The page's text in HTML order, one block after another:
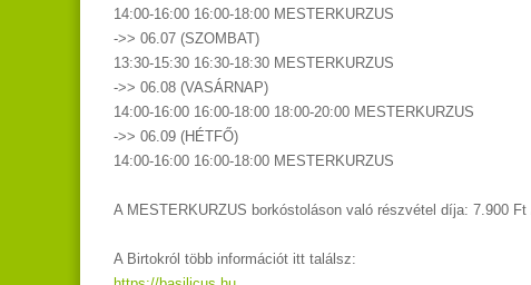
14:00-16:00 16:00-18:00 MESTERKURZUS
->> 06.07 (SZOMBAT)
13:30-15:30 16:30-18:30 MESTERKURZUS
->> 06.08 (VASÁRNAP)
14:00-16:00 16:00-18:00 18:00-20:00 MESTERKURZUS
->> 06.09 (HÉTFŐ)
14:00-16:00 16:00-18:00 MESTERKURZUS
A MESTERKURZUS borkóstoláson való részvétel díja: 7.900 Ft
A Birtokról több információt itt találsz: